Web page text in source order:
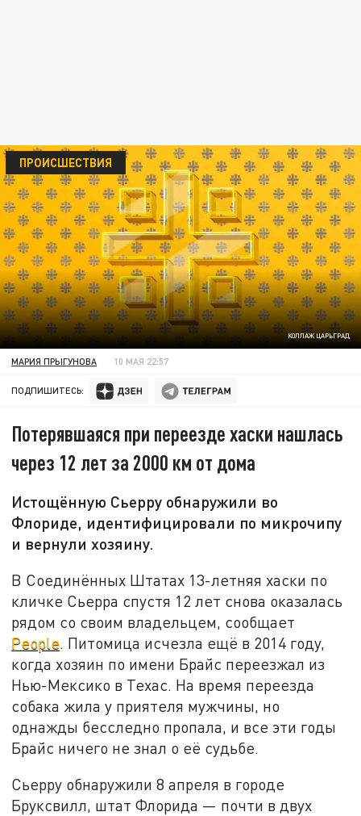
КОЛЛАЖ ЦАРЬГРАД
ПРОИСШЕСТВИЯ
МАРИЯ ПРЫГУНОВА 10 МАЯ 22:57
ПОДПИШИТЕСЬ:
Потерявшаяся при переезде хаски нашлась
через 12 лет за 2000 км от дома
Истощённую Сьерру обнаружили во
Флориде, идентифицировали по микрочипу
и вернули хозяину.
В Соединённых Штатах 13-летняя хаски по
кличке Сьерра спустя 12 лет снова оказалась
рядом со своим владельцем, сообщает
People. Питомица исчезла ещё в 2014 году,
когда хозяин по имени Брайс переезжал из
Нью-Мексико в Техас. На время переезда
собака жила у приятеля мужчины, но
однажды бесследно пропала, и все эти годы
Брайс ничего не знал о её судьбе.
Сьерру обнаружили 8 апреля в городе
Бруксвилл, штат Флорида — почти в двух